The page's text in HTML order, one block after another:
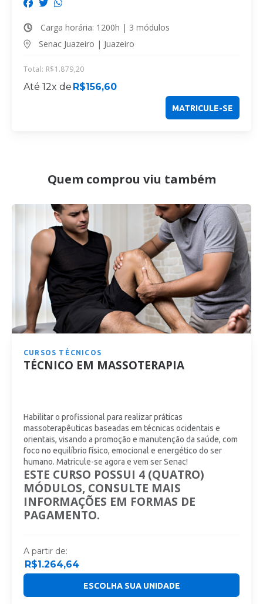
Carga horária: 1200h | 3 módulos
Senac Juazeiro | Juazeiro
Total: R$1.879,20
Até 12x de R$156,60
MATRICULE-SE
Quem comprou viu também
CURSOS TÉCNICOS
TÉCNICO EM MASSOTERAPIA
Habilitar o profissional para realizar práticas
massoterapêuticas baseadas em técnicas ocidentais e
orientais, visando a promoção e manutenção da saúde, com
foco no equilíbrio físico, emocional e energético do ser
humano. Matricule-se agora e vem ser Senac!
ESTE CURSO POSSUI 4 (QUATRO)
MÓDULOS, CONSULTE MAIS
INFORMAÇÕES EM FORMAS DE
PAGAMENTO.
A partir de:
R$1.264,64
ESCOLHA SUA UNIDADE